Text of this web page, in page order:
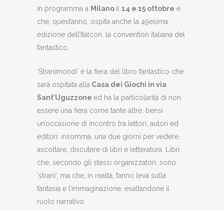
in programma a Milano il 14 e 15 ottobre e
che, quest’anno, ospita anche la 49esima
edizione dell’Italcon, la convention italiana del
fantastico.
‘Stranimondi’ è la fiera del libro fantastico che
sarà ospitata alla Casa dei Giochi in via
Sant’Uguzzone ed ha la particolarità di non
essere una fiera come tante altre, bensì
un’occasione di incontro tra lettori, autori ed
editori: insomma, una due giorni per vedere,
ascoltare, discutere di libri e letteratura. Libri
che, secondo gli stessi organizzatori, sono
‘strani’, ma che, in realtà, fanno leva sulla
fantasia e l’immaginazione, esaltandone il
ruolo narrativo.